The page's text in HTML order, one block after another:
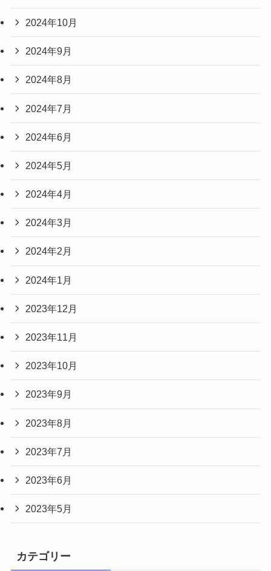
2024年10月
2024年9月
2024年8月
2024年7月
2024年6月
2024年5月
2024年4月
2024年3月
2024年2月
2024年1月
2023年12月
2023年11月
2023年10月
2023年9月
2023年8月
2023年7月
2023年6月
2023年5月
カテゴリー